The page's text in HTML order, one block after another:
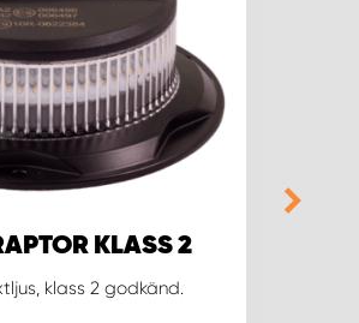
KLASS 2
klass 2 godkänd.